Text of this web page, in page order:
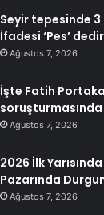
Seyir tepesinde
İfadesi ‘Pes’
Ağustos 7, 2026
İşte Fatih
Ağustos 7, 2026
2026 İlk
Pazarında
Ağustos 7, 2026